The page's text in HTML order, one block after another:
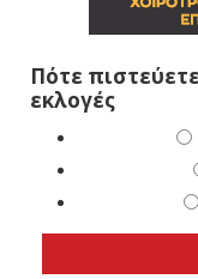
Πότε
εκλογές